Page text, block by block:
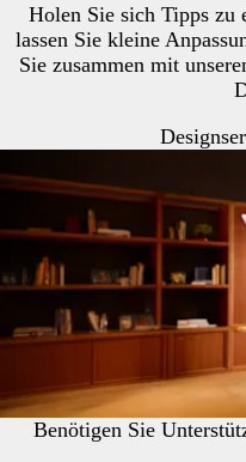
Holen Sie sich Tipps zu
lassen Sie kleine
Sie zusammen mit
Benötigen Sie